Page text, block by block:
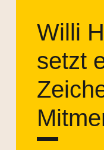
Willi
setzt